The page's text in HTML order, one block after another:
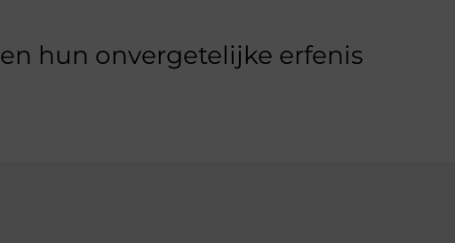
en hun onvergetelijke erfenis